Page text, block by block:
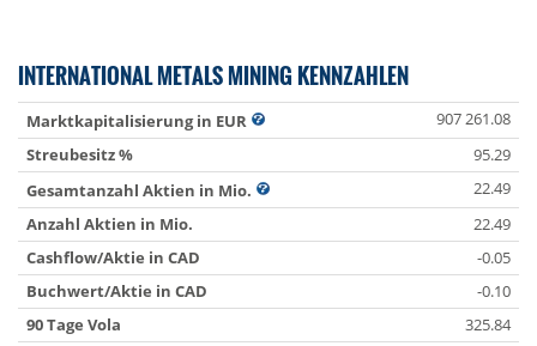
INTERNATIONAL METALS MINING KENNZAHLEN
Marktkapitalisierung in EUR
907 261.08
Streubesitz %
95.29
Gesamtanzahl Aktien in Mio.
22.49
Anzahl Aktien in Mio.
22.49
Cashflow/Aktie in CAD
-0.05
Buchwert/Aktie in CAD
-0.10
90 Tage Vola
325.84